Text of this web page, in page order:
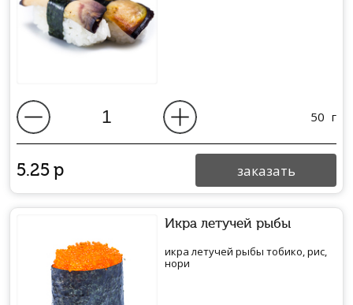
50 г
5.25р заказать
Икра летучей рыбы
икра летучей рыбы тобико, рис,
нори